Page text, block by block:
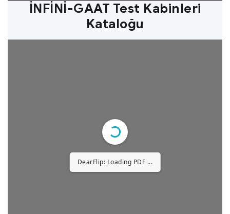
İNFİNİ-GAAT Test Kabinleri
Kataloğu
DearFlip: Loading PDF 10% ...